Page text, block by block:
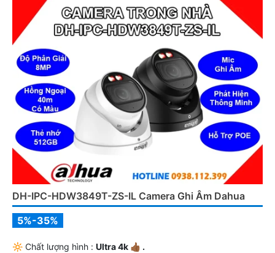
DH-IPC-HDW3849T-ZS-IL Camera Ghi Âm Dahua
5%-35%
🔆 Chất lượng hình : Ultra 4k 👍🏾 .